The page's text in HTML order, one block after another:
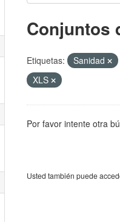
Conjuntos
Etiquetas: Sanidad
XLS
Por favor intente otra
Usted también puede